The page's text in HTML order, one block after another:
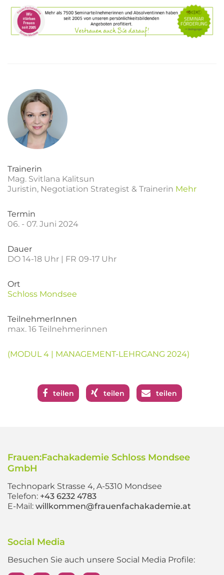
Trainerin
Mag. Svitlana Kalitsun
Juristin, Negotiation Strategist & Trainerin Mehr
Termin
06. - 07. Juni 2024
Dauer
DO 14-18 Uhr | FR 09-17 Uhr
Ort
Schloss Mondsee
TeilnehmerInnen
max. 16 Teilnehmerinnen
(MODUL 4 | MANAGEMENT-LEHRGANG 2024)
teilen teilen teilen
Frauen:Fachakademie Schloss Mondsee
GmbH
Technopark Strasse 4, A-5310 Mondsee
Telefon: +43 6232 4783
E-Mail: willkommen@frauenfachakademie.at
Social Media
Besuchen Sie auch unsere Social Media Profile: